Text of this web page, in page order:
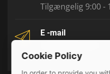
Tilgængelig 9:00 -
E -mail
Cookie Policy